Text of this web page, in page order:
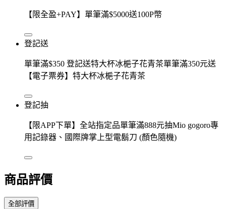
【限全盈+PAY】單筆滿$5000送100P幣
登記送
單筆滿$350 登記送特大杯冰梔子花青茶單筆滿350元送
【電子票券】特大杯冰梔子花青茶
登記抽
【限APP下單】全站指定品單筆滿888元抽Mio gogoro專
用記錄器、國際牌掌上型電鬍刀 (顏色隨機)
商品評價
全部評價